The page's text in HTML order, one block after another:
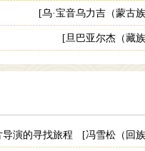
[乌·宝音乌力吉（蒙古
[旦巴亚尔杰（藏
演的寻找旅程 [冯雪松（回